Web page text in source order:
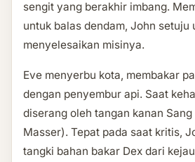
sengit yang berakhir imbang.
untuk balas dendam, John setuju
menyelesaikan misinya.
Eve menyerbu kota, membakar
dengan penyembur api. Saat
diserang oleh tangan kanan
Masser). Tepat pada saat kritis,
tangki bahan bakar Dex dari